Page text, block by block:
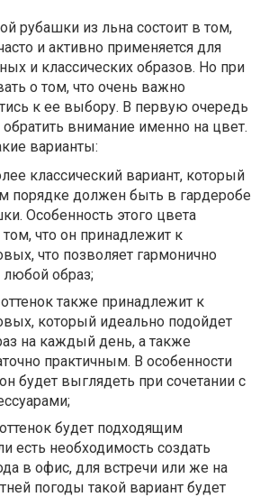
рубашки из льна состоит в том,
и активно применяется для
и классических образов. Но при
о том, что очень важно
к ее выбору. В первую очередь
внимание именно на цвет.
варианты:
классический вариант, который
порядке должен быть в гардеробе
Особенность этого цвета
что он принадлежит к
что позволяет гармонично
любой образ;
также принадлежит к
который идеально подойдет
на каждый день, а также
практичным. В особенности
будет выглядеть при сочетании с
будет подходящим
есть необходимость создать
в офис, для встречи или же на
погоды такой вариант будет